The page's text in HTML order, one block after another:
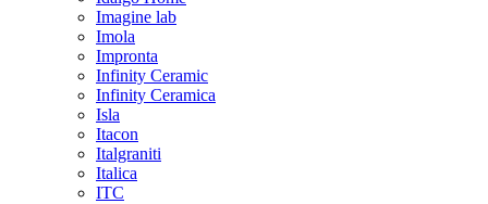
Imagine lab
Imola
Impronta
Infinity Ceramic
Infinity Ceramica
Isla
Itacon
Italgraniti
Italica
ITC